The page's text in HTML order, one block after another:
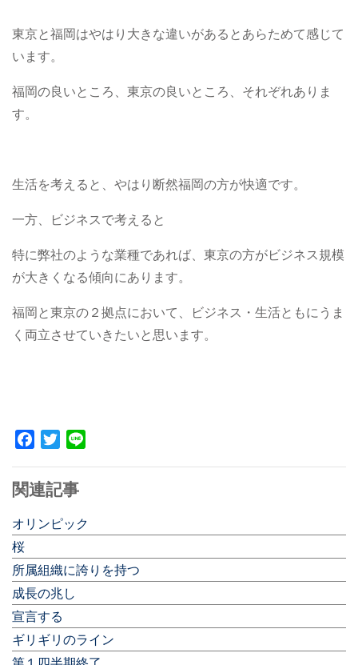
東京と福岡はやはり大きな違いがあるとあらためて感じて
います。
福岡の良いところ、東京の良いところ、それぞれありま
す。
生活を考えると、やはり断然福岡の方が快適です。
一方、ビジネスで考えると
特に弊社のような業種であれば、東京の方がビジネス規模
が大きくなる傾向にあります。
福岡と東京の２拠点において、ビジネス・生活ともにうま
く両立させていきたいと思います。
Facebook
Twitter
関連記事
オリンピック
桜
所属組織に誇りを持つ
成長の兆し
宣言する
ギリギリのライン